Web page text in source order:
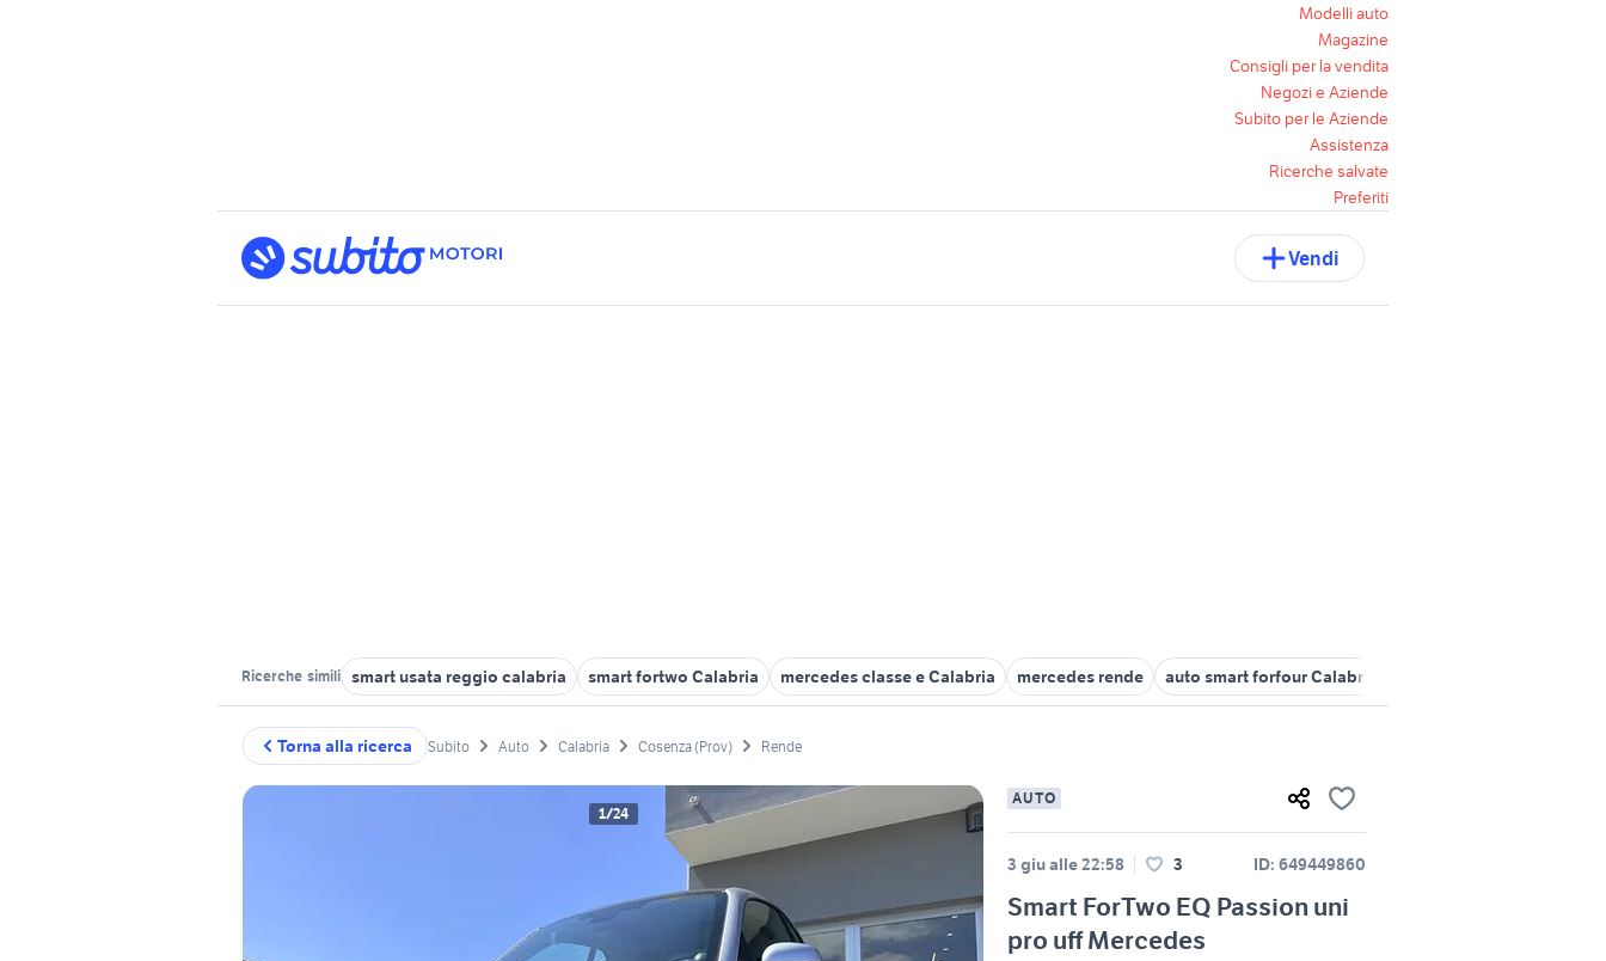
Modelli auto
Magazine
Consigli per la vendita
Negozi e Aziende
Subito per le Aziende
Assistenza
Ricerche salvate
Preferiti
Vendi
Ricerche simili smart usata reggio calabria smart fortwo Calabria mercedes classe e Calabria mercedes rende auto smart forfour Calabria
Torna alla ricerca Subito Auto Calabria Cosenza (Prov) Rende
1/24
AUTO
3 giu alle 22:58 3 ID: 649449860
Smart ForTwo EQ Passion uni
pro uff Mercedes